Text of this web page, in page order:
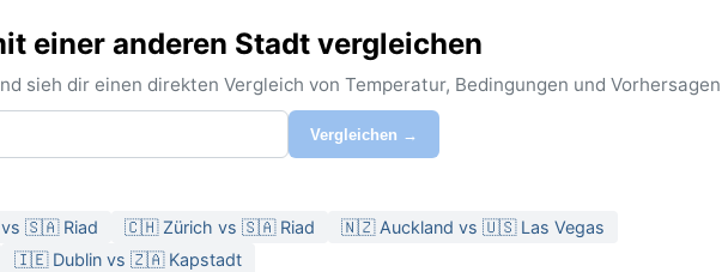
einer anderen Stadt vergleichen
sieh dir einen direkten Vergleich von Temperatur, Bedingungen und
Vergleichen →
🇸🇦 Riad 🇨🇭 Zürich vs 🇸🇦 Riad
🇳🇿 Auckland vs 🇺🇸 Las Vegas
🇮🇪 Dublin vs 🇿🇦 Kapstadt